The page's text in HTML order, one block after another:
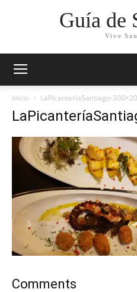
Guía de
Vive
Inicio LaPicanteríaSantiago-
Comments